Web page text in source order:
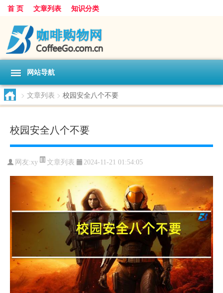
首 页 文章列表 知识分类
网站导航
> 文章列表 > 校园安全八个不要
校园安全八个不要
网友:xy 文章列表 2024-11-21 01:54:05